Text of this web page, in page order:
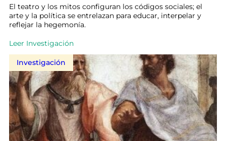
El teatro y los mitos configuran los códigos sociales; el
arte y la política se entrelazan para educar, interpelar y
reflejar la hegemonía.
Leer Investigación
Investigación